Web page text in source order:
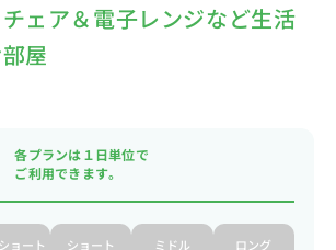
ェア＆電子レンジなど生活
屋
各プランは１日単位で
ご利用できます。
ョート ショート ミドル ロング